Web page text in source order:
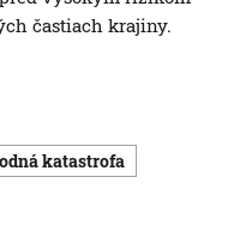
častiach krajiny.
katastrofa